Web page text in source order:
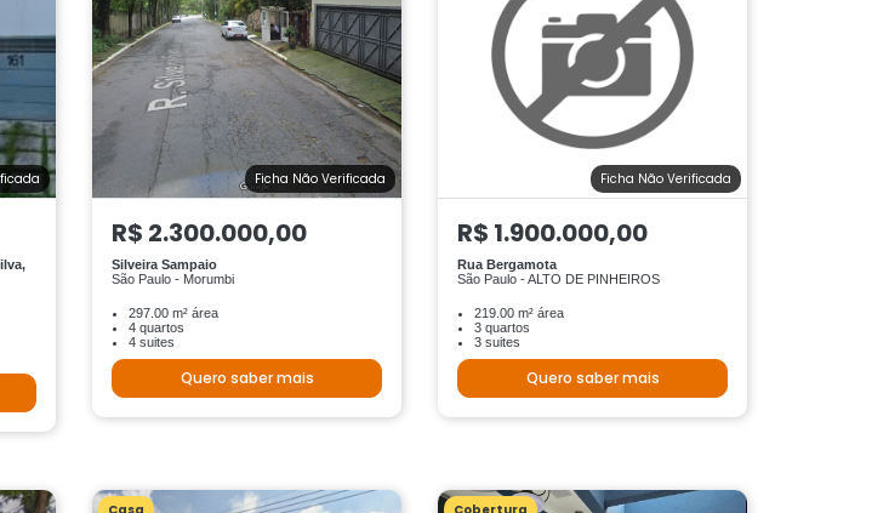
Ficha Não Verificada
R$ 2.300.000,00
Silveira Sampaio
São Paulo - Morumbi
297.00 m² área
4 quartos
4 suites
Quero saber mais
Ficha Não Verificada
R$ 1.900.000,00
Rua Bergamota
São Paulo - ALTO DE PINHEIROS
219.00 m² área
3 quartos
3 suites
Quero saber mais